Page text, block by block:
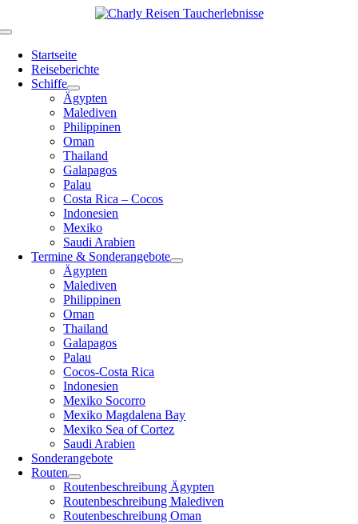
Inhalt
Toggle
NavigationStartseite
Reiseberichte
Schiffe
Ägypten
Malediven
Philippinen
Oman
Thailand
Galapagos
Palau
Costa Rica – Cocos
Indonesien
Mexiko
Saudi Arabien
Termine & Sonderangebote
Ägypten
Malediven
Philippinen
Oman
Thailand
Galapagos
Palau
Cocos-Costa Rica
Indonesien
Mexiko Socorro
Mexiko Magdalena Bay
Mexiko Sea of Cortez
Saudi Arabien
Sonderangebote
Routen
Routenbeschreibung Ägypten
Routenbeschreibung Malediven
Routenbeschreibung Oman